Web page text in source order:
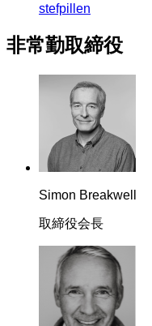
stefpillen
非常勤取締役
Simon Breakwell
取締役会長